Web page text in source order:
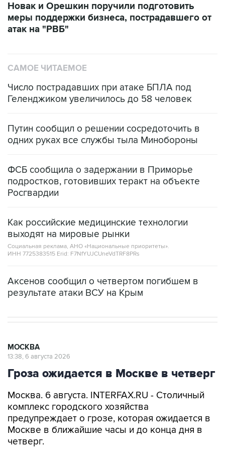
Новак и Орешкин поручили подготовить
меры поддержки бизнеса, пострадавшего от
атак на "РВБ"
САМОЕ ЧИТАЕМОЕ
Число пострадавших при атаке БПЛА под
Геленджиком увеличилось до 58 человек
Путин сообщил о решении сосредоточить в
одних руках все службы тыла Минобороны
ФСБ сообщила о задержании в Приморье
подростков, готовивших теракт на объекте
Росгвардии
Как российские медицинские технологии
выходят на мировые рынки
Социальная реклама, АНО «Национальные приоритеты».
ИНН 7725383515 Erid: F7NfYUJCUneVdTRF8PRs
Аксенов сообщил о четвертом погибшем в
результате атаки ВСУ на Крым
МОСКВА
13:38, 6 августа 2026
Гроза ожидается в Москве в четверг
Москва. 6 августа. INTERFAX.RU - Столичный
комплекс городского хозяйства
предупреждает о грозе, которая ожидается в
Москве в ближайшие часы и до конца дня в
четверг.